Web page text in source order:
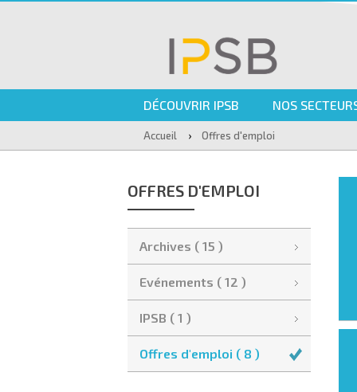
DÉCOUVRIR IPSB NOS
Accueil › Offres d'emploi
OFFRES D'EMPLOI
Archives ( 15 )
Evénements ( 12 )
IPSB ( 1 )
Offres d'emploi ( 8 )